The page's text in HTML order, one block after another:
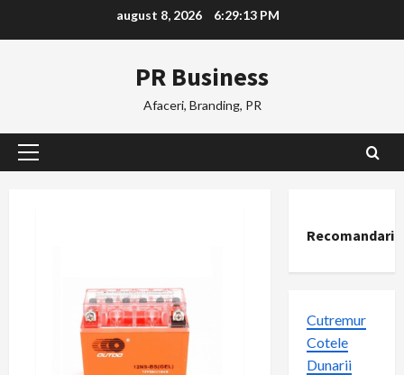
august 8, 2026 6:29:14 PM
PR Business
Afaceri, Branding, PR
Primary
Recomandari
Cutremur
Cotele
Dunarii